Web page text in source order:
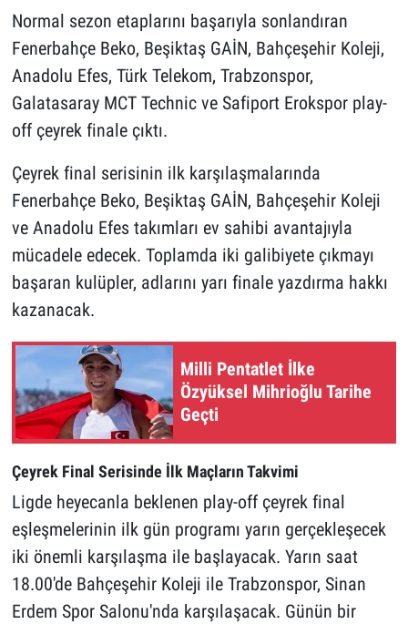
Normal sezon etaplarını başarıyla sonlandıran
Fenerbahçe Beko, Beşiktaş GAİN, Bahçeşehir Koleji,
Anadolu Efes, Türk Telekom, Trabzonspor,
Galatasaray MCT Technic ve Safiport Erokspor play-
off çeyrek finale çıktı.
Çeyrek final serisinin ilk karşılaşmalarında
Fenerbahçe Beko, Beşiktaş GAİN, Bahçeşehir Koleji
ve Anadolu Efes takımları ev sahibi avantajıyla
mücadele edecek. Toplamda iki galibiyete çıkmayı
başaran kulüpler, adlarını yarı finale yazdırma hakkı
kazanacak.
Milli Pentatlet İlke
Özyüksel Mihrioğlu Tarihe
Geçti
Çeyrek Final Serisinde İlk Maçların Takvimi
Ligde heyecanla beklenen play-off çeyrek final
eşleşmelerinin ilk gün programı yarın gerçekleşecek
iki önemli karşılaşma ile başlayacak. Yarın saat
18.00'de Bahçeşehir Koleji ile Trabzonspor, Sinan
Erdem Spor Salonu'nda karşılaşacak. Günün bir